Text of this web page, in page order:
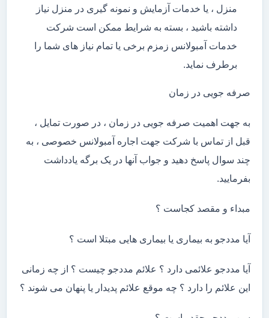
منزل ، یا خدمات آزمایش و نمونه گیری در منزل نیاز
داشته باشید ، بسته به شرایط ممکن است شرکت
خدمات آمبولانس زمزم برخی یا تمام نیاز های شما را
برطرف نماید.
صرفه جویی در زمان
به جهت اهمیت صرفه جویی در زمان ، در صورت تمایل ،
قبل از تماس با شرکت جهت اجاره آمبولانس خصوصی ، به
چند سوال پاسخ دهید و جواب آنها در یک برگه یادداشت
بفرمایید.
مبداء و مقصد کجاست ؟
آیا مددجو به بیماری یا بیماری هایی مبتلا است ؟
آیا مددجو علائمی دارد ؟ علائم مددجو چیست ؟ از چه زمانی
این علائم را دارد ؟ چه موقع علائم پدیدار یا پنهان می شوند ؟